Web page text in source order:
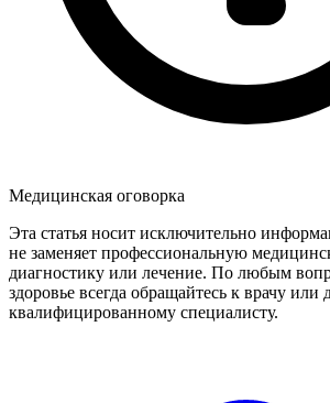
Медицинская оговорка
Эта статья носит исключительно
не заменяет профессиональную
диагностику или лечение. По любым
здоровье всегда обращайтесь к врачу или
квалифицированному специалисту.